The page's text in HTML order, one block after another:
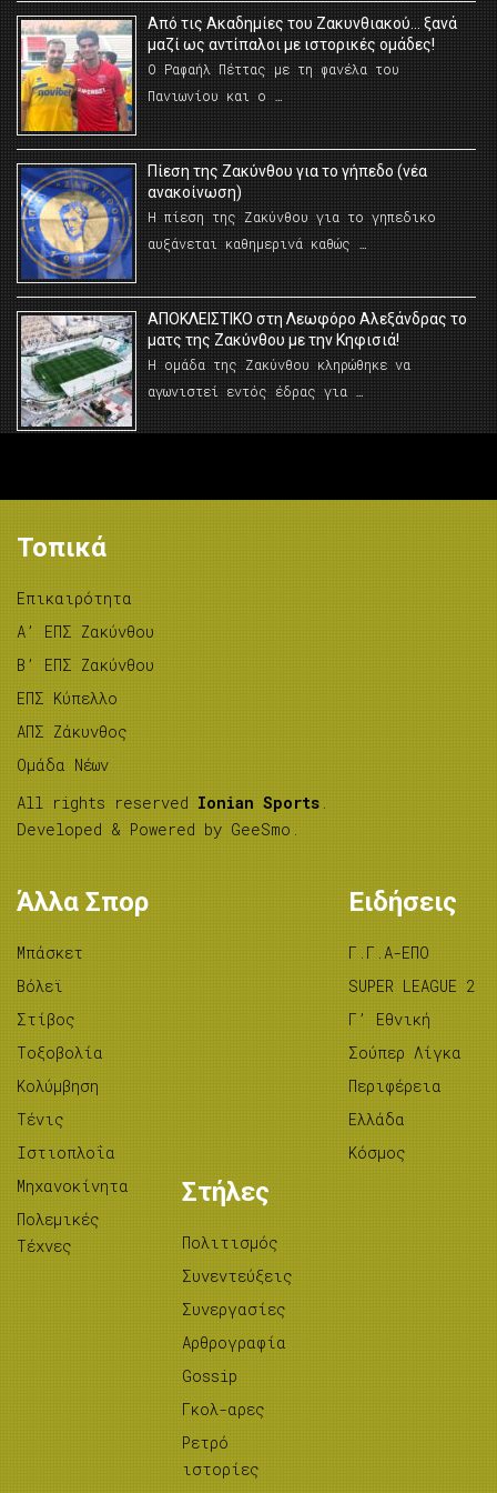
Από τις Ακαδημίες του Ζακυνθιακού… ξανά
μαζί ως αντίπαλοι με ιστορικές ομάδες!
Ο Ραφαήλ Πέττας με τη φανέλα του
Πανιωνίου και ο …
Πίεση της Ζακύνθου για το γήπεδο (νέα
ανακοίνωση)
Η πίεση της Ζακύνθου για το γηπεδικο
αυξάνεται καθημερινά καθώς …
AΠΟΚΛΕΙΣΤΙΚΟ στη Λεωφόρο Αλεξάνδρας το
ματς της Ζακύνθου με την Κηφισιά!
Η ομάδα της Ζακύνθου κληρώθηκε να
αγωνιστεί εντός έδρας για …
Τοπικά
Επικαιρότητα
A’ ΕΠΣ Ζακύνθου
B’ ΕΠΣ Ζακύνθου
ΕΠΣ Κύπελλο
ΑΠΣ Ζάκυνθος
Ομάδα Νέων
All rights reserved Ionian Sports .
Developed & Powered by GeeSmo .
Άλλα Σπορ
Μπάσκετ
Βόλεϊ
Στίβος
Tοξοβολία
Κολύμβηση
Τένις
Ιστιοπλοΐα
Μηχανοκίνητα
Πολεμικές
Τέχνες
Ειδήσεις
Γ.Γ.Α-ΕΠΟ
SUPER LEAGUE 2
Γ’ Εθνική
Σούπερ Λίγκα
Περιφέρεια
Ελλάδα
Κόσμος
Στήλες
Πολιτισμός
Συνεντεύξεις
Συνεργασίες
Αρθρογραφία
Gossip
Γκολ-αρες
Ρετρό
ιστορίες